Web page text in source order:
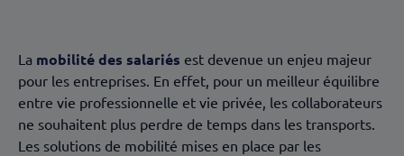
d’autopartage
La mobilité des salariés est devenue un enjeu majeur
pour les entreprises. En effet, pour un meilleur équilibre
entre vie professionnelle et vie privée, les collaborateurs
ne souhaitent plus perdre de temps dans les transports.
Les solutions de mobilité mises en place par les